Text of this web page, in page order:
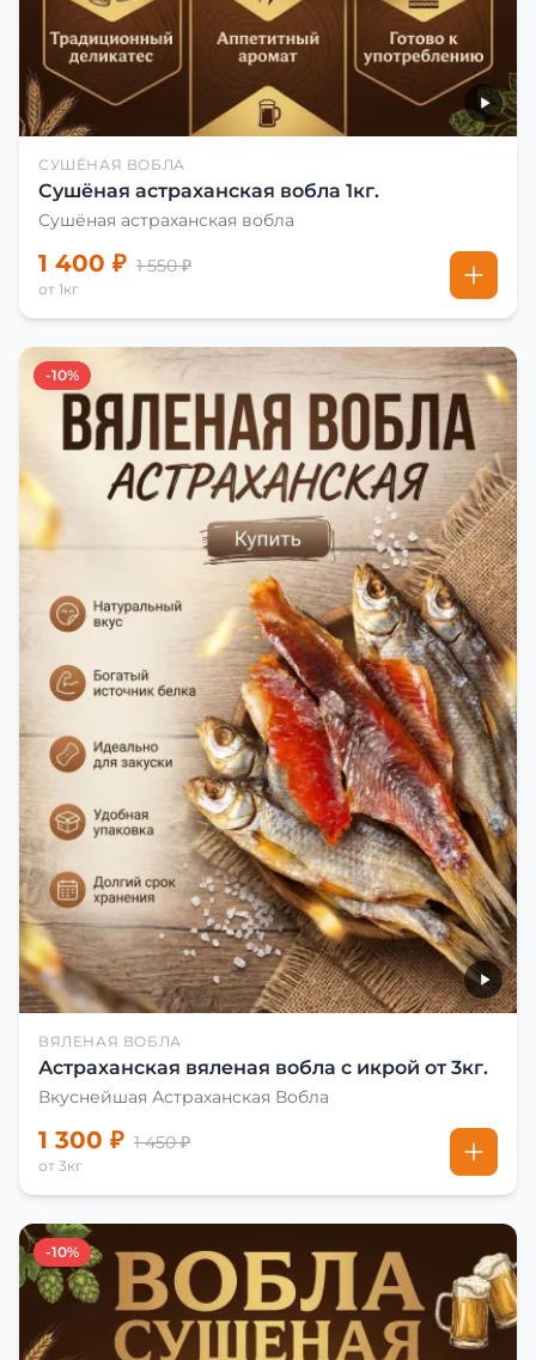
СУШЁНАЯ ВОБЛА
Сушёная астраханская вобла 1кг.
Сушёная астраханская вобла
1 400 ₽ 1 550 ₽
от 1кг
-10%
ВЯЛЕНАЯ ВОБЛА
Астраханская вяленая вобла с икрой от 3кг.
Вкуснейшая Астраханская Вобла
1 300 ₽ 1 450 ₽
от 3кг
-10%